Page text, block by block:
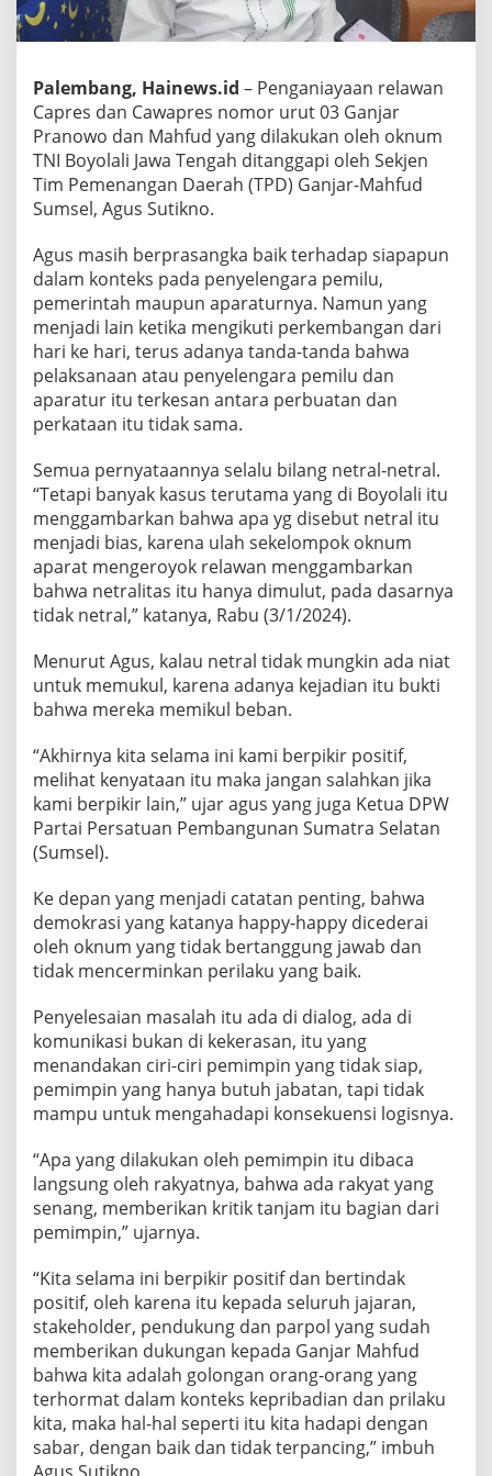
Palembang, Hainews.id – Penganiayaan relawan
Capres dan Cawapres nomor urut 03 Ganjar
Pranowo dan Mahfud yang dilakukan oleh oknum
TNI Boyolali Jawa Tengah ditanggapi oleh Sekjen
Tim Pemenangan Daerah (TPD) Ganjar-Mahfud
Sumsel, Agus Sutikno.
Agus masih berprasangka baik terhadap siapapun
dalam konteks pada penyelengara pemilu,
pemerintah maupun aparaturnya. Namun yang
menjadi lain ketika mengikuti perkembangan dari
hari ke hari, terus adanya tanda-tanda bahwa
pelaksanaan atau penyelengara pemilu dan
aparatur itu terkesan antara perbuatan dan
perkataan itu tidak sama.
Semua pernyataannya selalu bilang netral-netral.
“Tetapi banyak kasus terutama yang di Boyolali itu
menggambarkan bahwa apa yg disebut netral itu
menjadi bias, karena ulah sekelompok oknum
aparat mengeroyok relawan menggambarkan
bahwa netralitas itu hanya dimulut, pada dasarnya
tidak netral,” katanya, Rabu (3/1/2024).
Menurut Agus, kalau netral tidak mungkin ada niat
untuk memukul, karena adanya kejadian itu bukti
bahwa mereka memikul beban.
“Akhirnya kita selama ini kami berpikir positif,
melihat kenyataan itu maka jangan salahkan jika
kami berpikir lain,” ujar agus yang juga Ketua DPW
Partai Persatuan Pembangunan Sumatra Selatan
(Sumsel).
Ke depan yang menjadi catatan penting, bahwa
demokrasi yang katanya happy-happy dicederai
oleh oknum yang tidak bertanggung jawab dan
tidak mencerminkan perilaku yang baik.
Penyelesaian masalah itu ada di dialog, ada di
komunikasi bukan di kekerasan, itu yang
menandakan ciri-ciri pemimpin yang tidak siap,
pemimpin yang hanya butuh jabatan, tapi tidak
mampu untuk mengahadapi konsekuensi logisnya.
“Apa yang dilakukan oleh pemimpin itu dibaca
langsung oleh rakyatnya, bahwa ada rakyat yang
senang, memberikan kritik tanjam itu bagian dari
pemimpin,” ujarnya.
“Kita selama ini berpikir positif dan bertindak
positif, oleh karena itu kepada seluruh jajaran,
stakeholder, pendukung dan parpol yang sudah
memberikan dukungan kepada Ganjar Mahfud
bahwa kita adalah golongan orang-orang yang
terhormat dalam konteks kepribadian dan prilaku
kita, maka hal-hal seperti itu kita hadapi dengan
sabar, dengan baik dan tidak terpancing,” imbuh